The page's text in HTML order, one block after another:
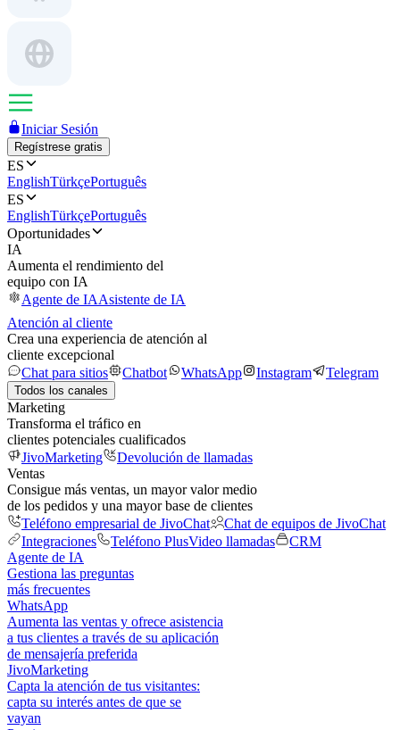
Iniciar Sesión
Regístrese gratis
ES
EnglishTürkçePortuguês
ES
EnglishTürkçePortuguês
Oportunidades
IA
Aumenta el rendimiento del
equipo con IA
Agente de IAAsistente de IA
Atención al cliente
Crea una experiencia de atención al
cliente excepcional
Chat para sitios
Chatbot WhatsApp Instagram Telegram
Todos los canales
Marketing
Transforma el tráfico en
clientes potenciales cualificados
JivoMarketing
Devolución de llamadas
Ventas
Consigue más ventas, un mayor valor medio
de los pedidos y una mayor base de clientes
Teléfono empresarial de JivoChat
Chat de equipos de JivoChat
Integraciones
Teléfono PlusVideo llamadas
CRM
Agente de IA
Gestiona las preguntas
más frecuentes
WhatsApp
Aumenta las ventas y ofrece asistencia
a tus clientes a través de su aplicación
de mensajería preferida
JivoMarketing
Capta la atención de tus visitantes:
capta su interés antes de que se
vayan